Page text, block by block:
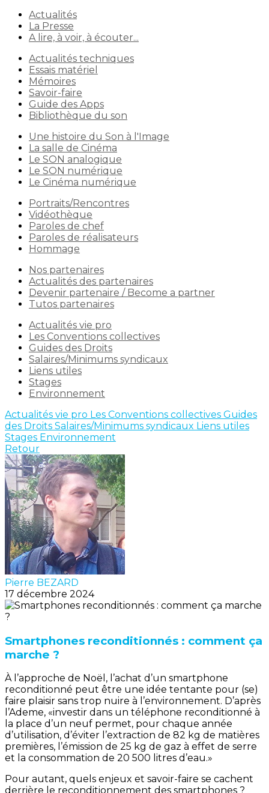
Actualités
La Presse
A lire, à voir, à écouter...
Actualités techniques
Essais matériel
Mémoires
Savoir-faire
Guide des Apps
Bibliothèque du son
Une histoire du Son à l'Image
La salle de Cinéma
Le SON analogique
Le SON numérique
Le Cinéma numérique
Portraits/Rencontres
Vidéothèque
Paroles de chef
Paroles de réalisateurs
Hommage
Nos partenaires
Actualités des partenaires
Devenir partenaire / Become a partner
Tutos partenaires
Actualités vie pro
Les Conventions collectives
Guides des Droits
Salaires/Minimums syndicaux
Liens utiles
Stages
Environnement
Actualités vie pro Les Conventions collectives Guides
des Droits Salaires/Minimums syndicaux Liens utiles
Stages Environnement
Retour
Pierre BEZARD
17 décembre 2024
Smartphones reconditionnés : comment ça
marche ?
À l’approche de Noël, l’achat d’un smartphone
reconditionné peut être une idée tentante pour (se)
faire plaisir sans trop nuire à l’environnement. D’après
l’Ademe, «investir dans un téléphone reconditionné à
la place d’un neuf permet, pour chaque année
d’utilisation, d’éviter l’extraction de 82 kg de matières
premières, l’émission de 25 kg de gaz à effet de serre
et la consommation de 20 500 litres d’eau.»
Pour autant, quels enjeux et savoir-faire se cachent
derrière le reconditionnement des smartphones ?